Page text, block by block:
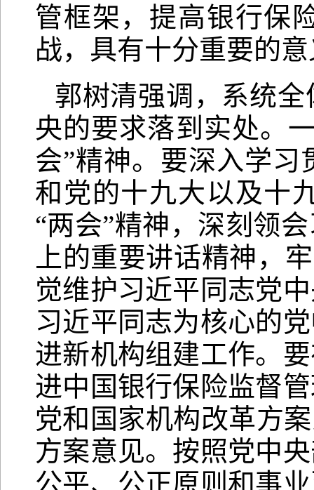
管框架，提高银行保
战，具有十分重要的
郭树清强调，系统
央的要求落到实处。
会”精神。要深入学
和党的十九大以及十
“两会”精神，深刻领
上的重要讲话精神，
觉维护习近平同志党
习近平同志为核心的
进新机构组建工作。
进中国银行保险监督
党和国家机构改革方
方案意见。按照党中
公平、公正原则和事